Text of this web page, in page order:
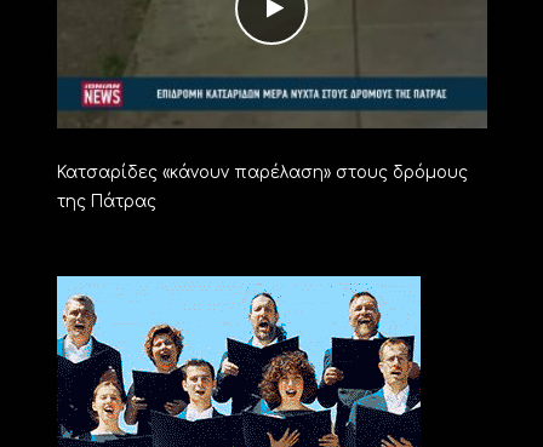
Κατσαρίδες «κάνουν παρέλαση» στους δρόμους
της Πάτρας